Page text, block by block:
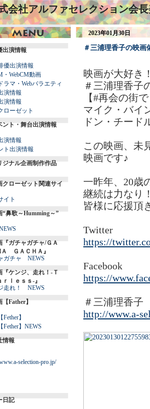
会社アルファセレクション会
出演情報
優出演情報
・WebCM動画
ラマ・Webバラエティ
演情報
演情報
ローゼット
ント・舞台出演情報
演情報
ト出演情報
ジナル企画制作作品
クローゼット関連サイ
イト
“鼻歌～Humming～”
『ガチャガチャ/ＧＡ
Ａ ＧＡＣＨＡ』
ガチャ NEWS
『ケンジ、走れ！-Ｔ
ｒｌｅｓｓ-』
走れ！ NEWS
【Father】
】
Fether】NEWS
情報
selection-pro.jp/
日記
2023年01月30日
＃三浦理香子の映
映画が大好き
＃三浦理香
【#再会の街
マイク・バイ
ドン・チード
この映画、未
映画です♪
一昨年、20歳
継続は力なり
皆様に応援頂
Twitter
https://
Facebook
https://
＃三浦理香
http://www.a-